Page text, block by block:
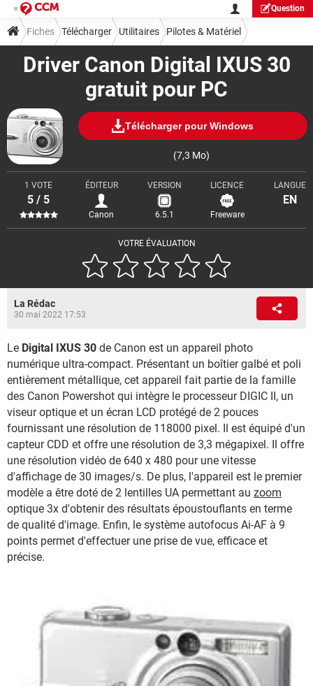
Question
Driver Canon Digital IXUS 30
gratuit pour PC
Télécharger pour Windows
(7,3 Mo)
VOTRE ÉVALUATION
1 VOTE
5 / 5
ÉDITEUR
Canon
VERSION
6.5.1
LICENCE
Freeware
LANGUE
EN
Fiches Télécharger Utilitaires Pilotes & Matériel
La Rédac
30 mai 2022 17:53
Le Digital IXUS 30 de Canon est un appareil photo
numérique ultra-compact. Présentant un boîtier galbé et poli
entièrement métallique, cet appareil fait partie de la famille
des Canon Powershot qui intègre le processeur DIGIC II, un
viseur optique et un écran LCD protégé de 2 pouces
fournissant une résolution de 118000 pixel. Il est équipé d'un
capteur CDD et offre une résolution de 3,3 mégapixel. Il offre
une résolution vidéo de 640 x 480 pour une vitesse
d'affichage de 30 images/s. De plus, l'appareil est le premier
modèle a être doté de 2 lentilles UA permettant au zoom
optique 3x d'obtenir des résultats époustouflants en terme
de qualité d'image. Enfin, le système autofocus Ai-AF à 9
points permet d'effectuer une prise de vue, efficace et
précise.